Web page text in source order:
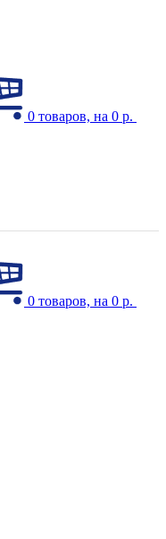
0 товаров, на 0 р.
0 товаров, на 0 р.